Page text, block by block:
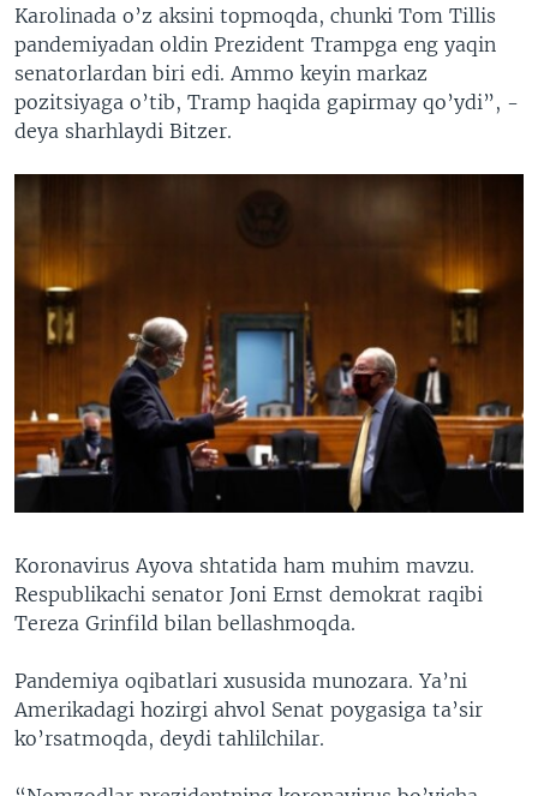
Karolinada o’z aksini topmoqda, chunki Tom Tillis
pandemiyadan oldin Prezident Trampga eng yaqin
senatorlardan biri edi. Ammo keyin markaz
pozitsiyaga o’tib, Tramp haqida gapirmay qo’ydi”, -
deya sharhlaydi Bitzer.
Koronavirus Ayova shtatida ham muhim mavzu.
Respublikachi senator Joni Ernst demokrat raqibi
Tereza Grinfild bilan bellashmoqda.
Pandemiya oqibatlari xususida munozara. Ya’ni
Amerikadagi hozirgi ahvol Senat poygasiga ta’sir
ko’rsatmoqda, deydi tahlilchilar.